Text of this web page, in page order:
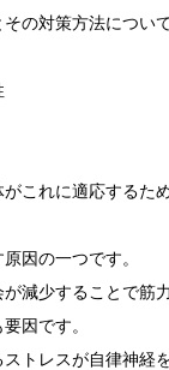
の対策方法につい
これに適応するた
因の一つです。
減少することで筋
因です。
トレスが自律神経